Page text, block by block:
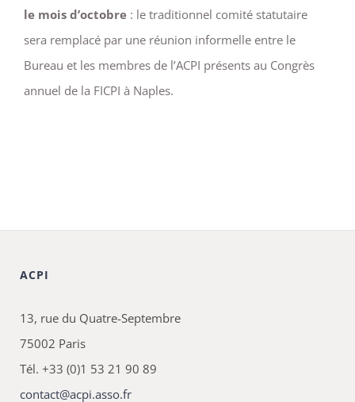
le mois d’octobre : le traditionnel comité statutaire
sera remplacé par une réunion informelle entre le
Bureau et les membres de l’ACPI présents au Congrès
annuel de la FICPI à Naples.
ACPI
13, rue du Quatre-Septembre
75002 Paris
Tél. +33 (0)1 53 21 90 89
contact@acpi.asso.fr